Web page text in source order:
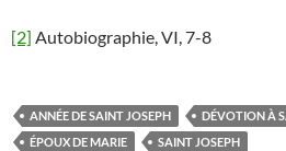
[2] Autobiographie, VI, 7-8
ANNÉE DE SAINT JOSEPH
DÉVOTION À
ÉPOUX DE MARIE
SAINT JOSEPH